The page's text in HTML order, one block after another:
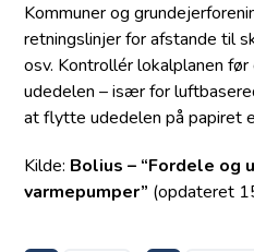
Kommuner og
retningslinjer for afstande til
osv. Kontrollér lokalplanen
udedelen – især for
at flytte udedelen på papiret
Kilde: Bolius – “Fordele og
varmepumper” (opdateret